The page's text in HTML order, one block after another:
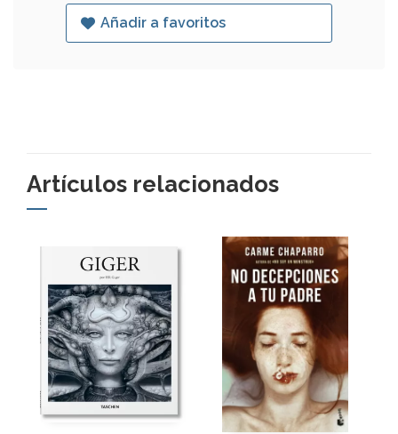
Añadir a favoritos
Artículos relacionados